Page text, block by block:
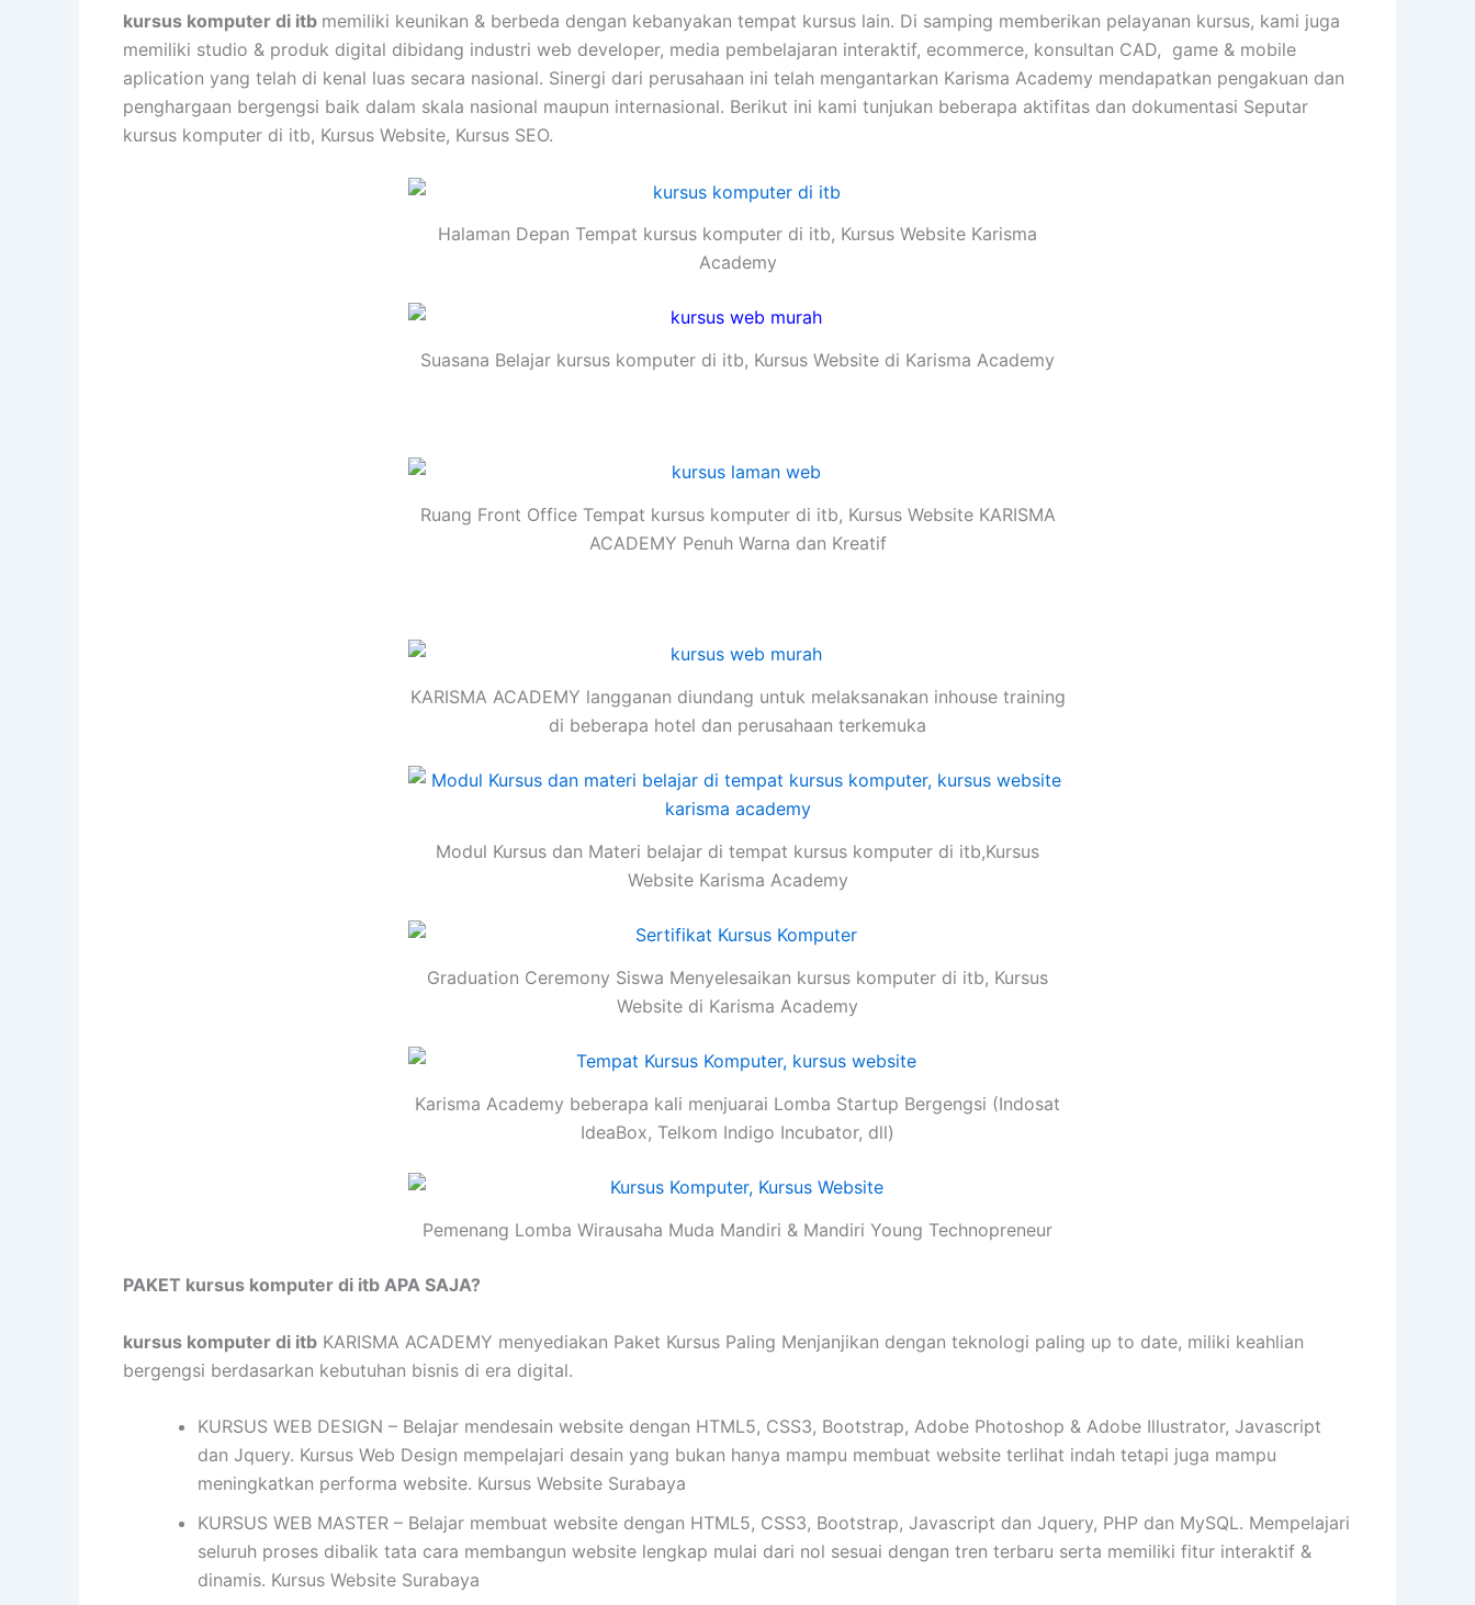
kursus komputer di itb memiliki keunikan & berbeda dengan kebanyakan tempat kursus lain. Di samping memberikan pelayanan kursus, kami juga
memiliki studio & produk digital dibidang industri web developer, media pembelajaran interaktif, ecommerce, konsultan CAD, game & mobile
aplication yang telah di kenal luas secara nasional. Sinergi dari perusahaan ini telah mengantarkan Karisma Academy mendapatkan pengakuan dan
penghargaan bergengsi baik dalam skala nasional maupun internasional. Berikut ini kami tunjukan beberapa aktifitas dan dokumentasi Seputar
kursus komputer di itb, Kursus Website, Kursus SEO.
Halaman Depan Tempat kursus komputer di itb, Kursus Website Karisma
Academy
Suasana Belajar kursus komputer di itb, Kursus Website di Karisma Academy
Ruang Front Office Tempat kursus komputer di itb, Kursus Website KARISMA
ACADEMY Penuh Warna dan Kreatif
KARISMA ACADEMY langganan diundang untuk melaksanakan inhouse training
di beberapa hotel dan perusahaan terkemuka
Modul Kursus dan Materi belajar di tempat kursus komputer di itb,Kursus
Website Karisma Academy
Graduation Ceremony Siswa Menyelesaikan kursus komputer di itb, Kursus
Website di Karisma Academy
Karisma Academy beberapa kali menjuarai Lomba Startup Bergengsi (Indosat
IdeaBox, Telkom Indigo Incubator, dll)
Pemenang Lomba Wirausaha Muda Mandiri & Mandiri Young Technopreneur
PAKET kursus komputer di itb APA SAJA?
kursus komputer di itb KARISMA ACADEMY menyediakan Paket Kursus Paling Menjanjikan dengan teknologi paling up to date, miliki keahlian
bergengsi berdasarkan kebutuhan bisnis di era digital.
KURSUS WEB DESIGN – Belajar mendesain website dengan HTML5, CSS3, Bootstrap, Adobe Photoshop & Adobe Illustrator, Javascript
dan Jquery. Kursus Web Design mempelajari desain yang bukan hanya mampu membuat website terlihat indah tetapi juga mampu
meningkatkan performa website. Kursus Website Surabaya
KURSUS WEB MASTER – Belajar membuat website dengan HTML5, CSS3, Bootstrap, Javascript dan Jquery, PHP dan MySQL. Mempelajari
seluruh proses dibalik tata cara membangun website lengkap mulai dari nol sesuai dengan tren terbaru serta memiliki fitur interaktif &
dinamis. Kursus Website Surabaya